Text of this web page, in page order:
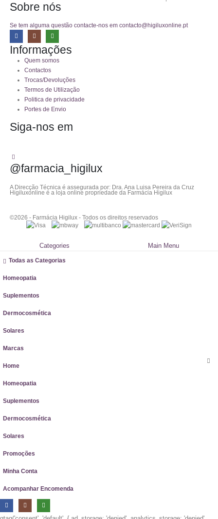
Sobre nós
Se tem alguma questão contacte-nos em contacto@higiluxonline.pt
Informações
Quem somos
Contactos
Trocas/Devoluções
Termos de Utilização
Politica de privacidade
Portes de Envio
Siga-nos em
@farmacia_higilux
A Direcção Técnica é assegurada por: Dra. Ana Luisa Pereira da Cruz
Higiluxonline é a loja online propriedade da Farmácia Higilux
©2026 - Farmácia Higilux - Todos os direitos reservados
Categories Main Menu
Todas as Categorias
Homeopatia
Suplementos
Dermocosmética
Solares
Marcas
Home
Homeopatia
Suplementos
Dermocosmética
Solares
Promoções
Minha Conta
Acompanhar Encomenda